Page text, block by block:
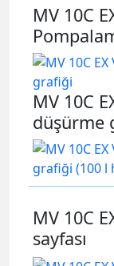
MV 10C
MV 10C
düşürme
MV 10C
sayfası